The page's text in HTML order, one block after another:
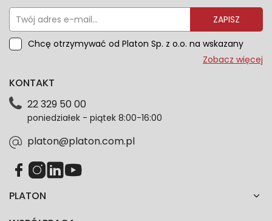
ZAPISZ
Chcę otrzymywać od Platon Sp. z o.o. na wskazany
przeze mnie adres e-mail informacje marketingowe
dotyczące danych osobowych znajdziesz w naszej
każdym czasie. Wycofanie zgody nie wpłynie na
zgodność z prawem przetwarzania dokonanego przed
Zobacz więcej
PLATON
KONTAKT
22 329 50 00
poniedziałek - piątek 8:00-16:00
platon@platon.com.pl